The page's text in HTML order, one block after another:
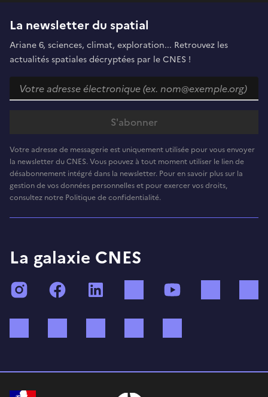
La newsletter du spatial
Ariane 6, sciences, climat, exploration... Retrouvez les
actualités spatiales décryptées par le CNES !
Votre adresse de messagerie est uniquement utilisée pour vous envoyer
la newsletter du CNES. Vous pouvez à tout moment utiliser le lien de
désabonnement intégré dans la newsletter. Pour en savoir plus sur la
gestion de vos données personnelles et pour exercer vos droits,
consultez notre Politique de confidentialité.
La galaxie CNES
InstagramFacebook TikTok